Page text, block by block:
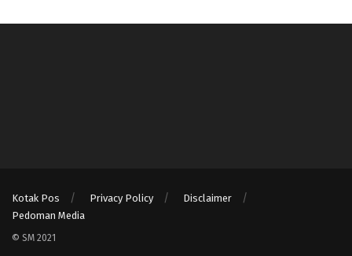
Kotak Pos Privacy Policy
Disclaimer
Pedoman Media
© SM 2021